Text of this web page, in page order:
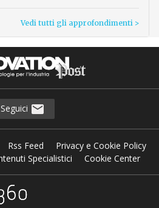
Vedi tutti gli approfondimenti >
Seguici
Rss Feed
Privacy e Cookie Policy
Specialistici
Cookie Center